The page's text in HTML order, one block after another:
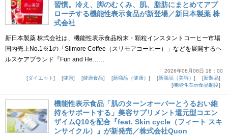
習慣。冷え、脚のむくみ、肌、脂肪にまとめてアプ
ローチする機能性表示食品が新登場／新日本製薬 株
式会社
新日本製薬 株式会社は、機能性表示食品粉末・顆粒インスタントコーヒー市場
国内売上No.1※1の「Slimore Coffee（スリモアコーヒー）」などを展開するヘ
ルスケアブランド『Fun and He……
2026年08月06日 18：00
ダイエット
健康 健康食品 新商品（健康） 新商品（美容）
新製品
機能性表示食品制度
機能性表示食品「肌のターンオーバーとうるおい維
持をサポートする」美容サプリメント還元型コエン
ザイムQ10を配合『feat. Skin cycle（フィート スキ
ンサイクル）』が新発売／株式会社Quon